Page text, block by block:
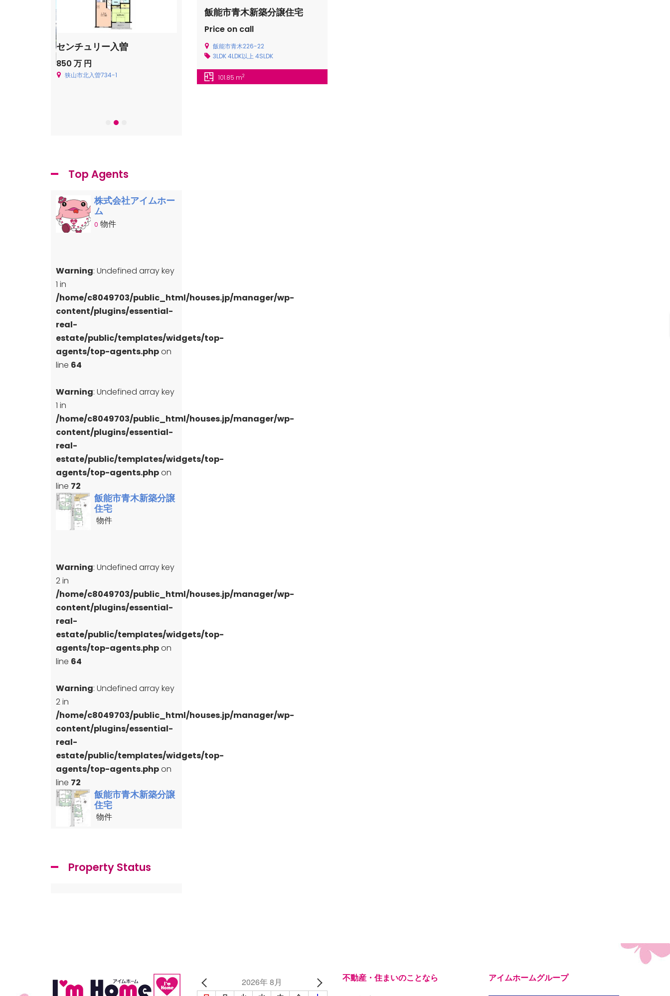
飯能市青木新築分譲住宅
Price on call
飯能市青木226-22
3LDK4LDK以上 4SLDK
101.85 m2
センチュリー入曽
850 万 円
狭山市北入曽734-1
飯能市青木新築分譲住宅
飯能市青木226-22
Top Agents
株式会社アイムホー
ム
0 物件
Warning: Undefined array key
1 in
/home/c8049703/public_html/houses.jp/manager/wp-
content/plugins/essential-
real-
estate/public/templates/widgets/top-
agents/top-agents.phpon
line 64
Warning: Undefined array key
1 in
/home/c8049703/public_html/houses.jp/manager/wp-
content/plugins/essential-
real-
estate/public/templates/widgets/top-
agents/top-agents.phpon
line 72
飯能市青木新築分譲
住宅
物件
Warning: Undefined array key
2 in
/home/c8049703/public_html/houses.jp/manager/wp-
content/plugins/essential-
real-
estate/public/templates/widgets/top-
agents/top-agents.phpon
line 64
Warning: Undefined array key
2 in
/home/c8049703/public_html/houses.jp/manager/wp-
content/plugins/essential-
real-
estate/public/templates/widgets/top-
agents/top-agents.phpon
line 72
飯能市青木新築分譲
住宅
物件
Property Status
2026年 8月
不動産・住まいのことなら
アイムホームグループ